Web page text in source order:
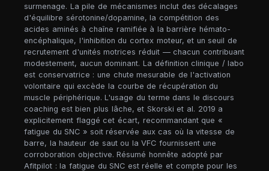
surmenage. La pile de mécanismes inclut des décalages
d'équilibre sérotonine/dopamine, la compétition des
acides aminés à chaîne ramifiée à la barrière hémato-
encéphalique, l'inhibition du cortex moteur, et un seuil de
recrutement d'unités motrices réduit — chacun contribuant
modestement, aucun dominant. La définition clinique / labo
est conservatrice : une chute mesurable de l'activation
volontaire qui excède la courbe de récupération du
muscle périphérique. L'usage du terme dans le discours
coaching est bien plus lâche, et Skorski et al. 2019 a
explicitement flaggé cet écart, recommandant que «
fatigue du SNC » soit réservée aux cas où la vitesse de
barre, la hauteur de saut ou la VFC fournissent une
corroboration objective. Résumé honnête adopté par
Afitpilot : la fatigue du SNC est réelle et compte pour les